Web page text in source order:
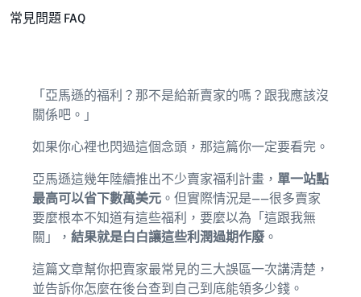
常見問題 FAQ
「亞馬遜的福利？那不是給新賣家的嗎？跟我應該沒
關係吧。」
如果你心裡也閃過這個念頭，那這篇你一定要看完。
亞馬遜這幾年陸續推出不少賣家福利計畫， 單一站點
最高可以省下數萬美元 。但實際情況是——很多賣家
要麼根本不知道有這些福利，要麼以為「這跟我無
關」， 結果就是白白讓這些利潤過期作廢。
這篇文章幫你把賣家最常見的三大誤區一次講清楚，
並告訴你怎麼在後台查到自己到底能領多少錢。